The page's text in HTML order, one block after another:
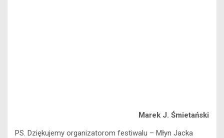
Marek J. Śmietański
PS. Dziękujemy organizatorom festiwalu – Młyn Jacka